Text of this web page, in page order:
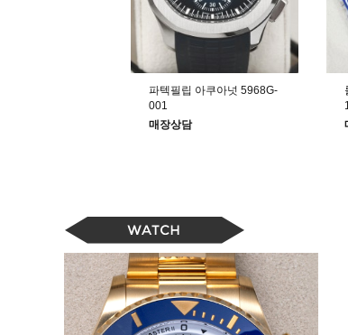
파텍필립 아쿠아넛 5968G-
001
매장상담